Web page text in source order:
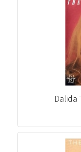
Dalida